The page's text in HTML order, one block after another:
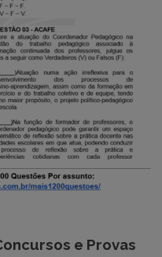
e Provas